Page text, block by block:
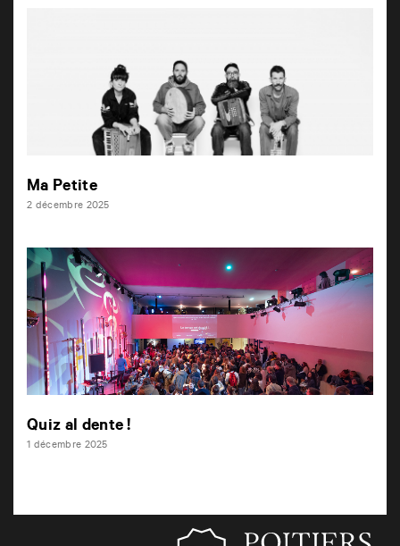
Ma Petite
2 décembre 2025
Quiz al dente !
1 décembre 2025